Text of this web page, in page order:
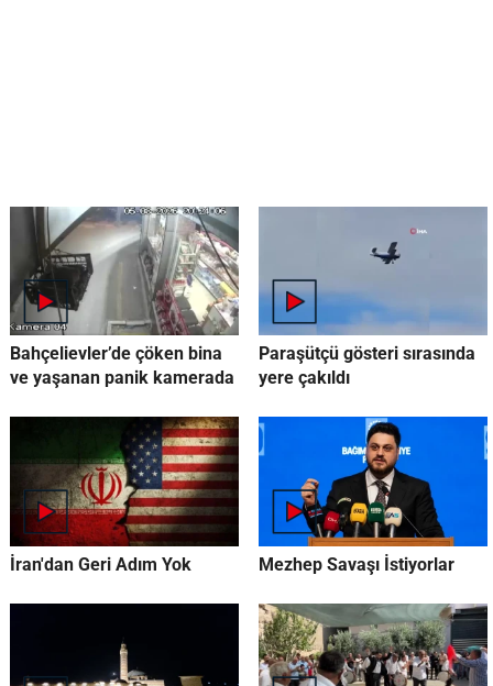
Bahçelievler’de çöken bina
ve yaşanan panik kamerada
Paraşütçü gösteri sırasında
yere çakıldı
İran'dan Geri Adım Yok Mezhep Savaşı İstiyorlar